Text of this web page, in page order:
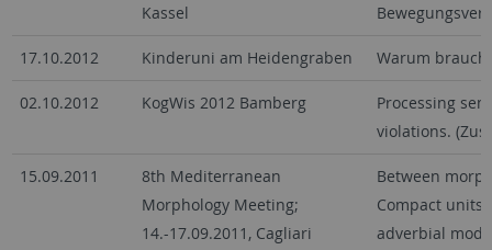
Kassel
17.10.2012 Kinderuni am Heidengraben Warum
02.10.2012 KogWis 2012 Bamberg
Processing
violations.
15.09.2011
8th Mediterranean
Morphology Meeting;
14.-17.09.2011, Cagliari
Between
Compact units
adverbial